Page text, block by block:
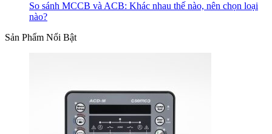
So sánh MCCB và ACB: Khác nhau thế nào, nên chọn loại
nào?
Sản Phẩm Nổi Bật